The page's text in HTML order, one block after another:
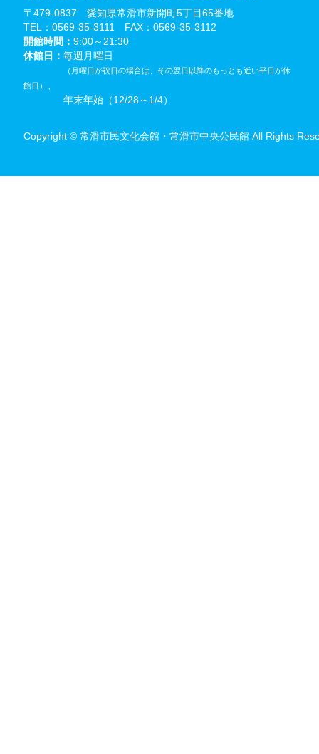
〒479-0837 愛知県常滑市新開町5丁目65番地
TEL：0569-35-3111 FAX：0569-35-3112
開館時間： 9:00～21:30
休館日： 毎週月曜日
（月曜日が祝日の場合は、その翌日以降のもっとも近い平日が休
館日）
、
年末年始（12/28～1/4）
Copyright © 常滑市民文化会館・常滑市中央公民館 All Rights